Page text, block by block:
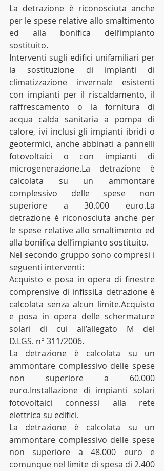
La detrazione è riconosciuta anche
per le spese relative allo smaltimento
ed alla bonifica dell’impianto
sostituito.
Interventi sugli edifici unifamiliari per
la sostituzione di impianti di
climatizzazione invernale esistenti
con impianti per il riscaldamento, il
raffrescamento o la fornitura di
acqua calda sanitaria a pompa di
calore, ivi inclusi gli impianti ibridi o
geotermici, anche abbinati a pannelli
fotovoltaici o con impianti di
microgenerazione.La detrazione è
calcolata su un ammontare
complessivo delle spese non
superiore a 30.000 euro.La
detrazione è riconosciuta anche per
le spese relative allo smaltimento ed
alla bonifica dell’impianto sostituito.
Nel secondo gruppo sono compresi i
seguenti interventi:
Acquisto e posa in opera di finestre
comprensive di infissiLa detrazione è
calcolata senza alcun limite.Acquisto
e posa in opera delle schermature
solari di cui all’allegato M del
D.LGS. n° 311/2006.
La detrazione è calcolata su un
ammontare complessivo delle spese
non superiore a 60.000
euro.Installazione di impianti solari
fotovoltaici connessi alla rete
elettrica su edifici.
La detrazione è calcolata su un
ammontare complessivo delle spese
non superiore a 48.000 euro e
comunque nel limite di spesa di 2.400